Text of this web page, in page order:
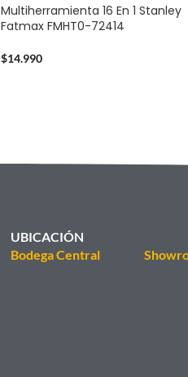
Multiherramienta 16 En 1 Stanley
Fatmax FMHT0-72414
$14.990
UBICACIÓN
Bodega Central